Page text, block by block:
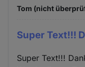
Tom (nicht
Super Text!!!
Super Text!!!